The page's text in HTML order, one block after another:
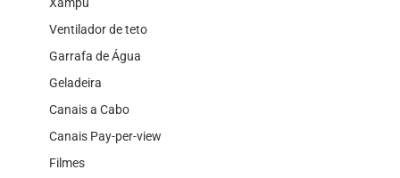
Ventilador de teto
Garrafa de Água
Geladeira
Canais a Cabo
Canais Pay-per-view
Filmes